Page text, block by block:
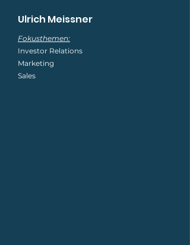
Ulrich Meissner
Fokusthemen:
Investor Relations
Marketing
Sales